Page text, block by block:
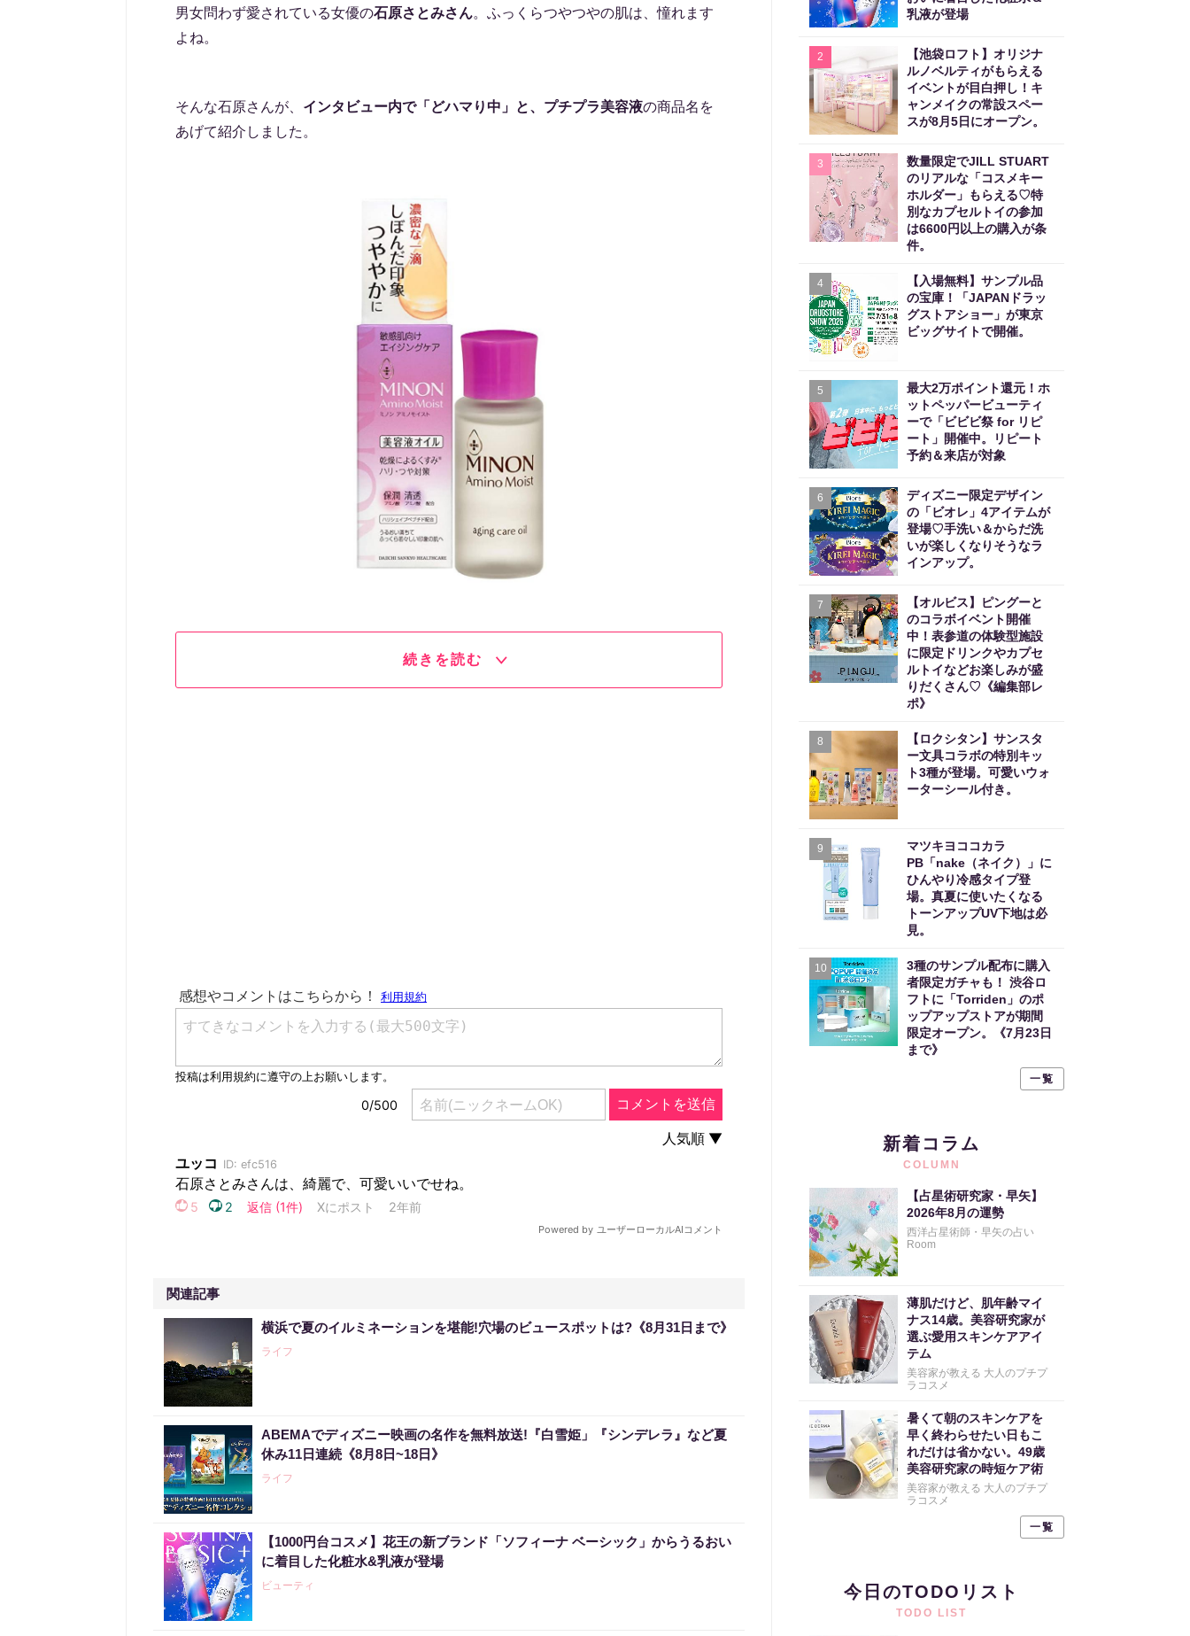
男女問わず愛されている女優の石原さとみさん。ふっくらつやつやの肌は、憧れます
よね。
そんな石原さんが、 インタビュー内で「どハマり中」と、プチプラ美容液の商品名を
あげて紹介しました。
続きを読む
関連記事
横浜で夏のイルミネーションを堪能!穴場のビュースポットは?《8月31日まで》
ライフ
ABEMAでディズニー映画の名作を無料放送!『白雪姫」『シンデレラ』など夏
休み11日連続《8月8日~18日》
ライフ
【1000円台コスメ】花王の新ブランド「ソフィーナ ベーシック」からうるおい
に着目した化粧水&乳液が登場
ビューティ
乳液が登場
2
【池袋ロフト】オリジナ
ルノベルティがもらえる
イベントが目白押し！キ
ャンメイクの常設スペー
スが8月5日にオープン。
3
数量限定でJILL STUART
のリアルな「コスメキー
ホルダー」もらえる♡特
別なカプセルトイの参加
は6600円以上の購入が条
件。
4
【入場無料】サンプル品
の宝庫！「JAPANドラッ
グストアショー」が東京
ビッグサイトで開催。
5
最大2万ポイント還元！ホ
ットペッパービューティ
ーで「ビビビ祭 for リピ
ート」開催中。リピート
予約＆来店が対象
6
ディズニー限定デザイン
の「ビオレ」4アイテムが
登場♡手洗い＆からだ洗
いが楽しくなりそうなラ
インアップ。
7
【オルビス】ピングーと
のコラボイベント開催
中！表参道の体験型施設
に限定ドリンクやカプセ
ルトイなどお楽しみが盛
りだくさん♡《編集部レ
ポ》
8
【ロクシタン】サンスタ
ー文具コラボの特別キッ
ト3種が登場。可愛いウォ
ーターシール付き。
9
マツキヨココカラ
PB「nake（ネイク）」に
ひんやり冷感タイプ登
場。真夏に使いたくなる
トーンアップUV下地は必
見。
10
3種のサンプル配布に購入
者限定ガチャも！ 渋谷ロ
フトに「Torriden」のポ
ップアップストアが期間
限定オープン。《7月23日
まで》
一覧
新着コラム
COLUMN
【占星術研究家・早矢】
2026年8月の運勢
西洋占星術師・早矢の占い
Room
薄肌だけど、肌年齢マイ
ナス14歳。美容研究家が
選ぶ愛用スキンケアアイ
テム
美容家が教える 大人のプチプ
ラコスメ
暑くて朝のスキンケアを
早く終わらせたい日もこ
れだけは省かない。49歳
美容研究家の時短ケア術
美容家が教える 大人のプチプ
ラコスメ
一覧
今日のTODOリスト
TODO LIST